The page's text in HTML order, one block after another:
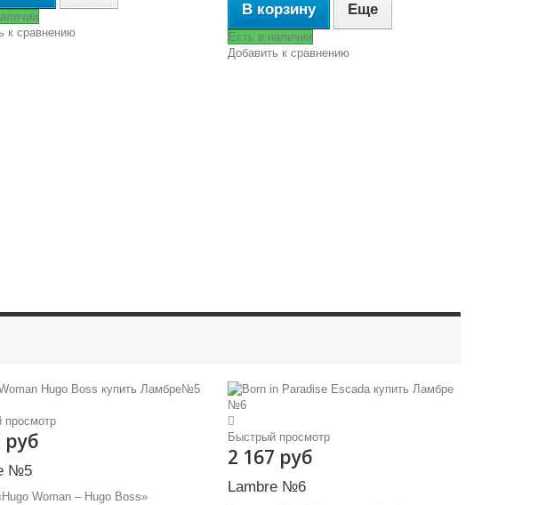
к сравнению
В корзину Еще
Есть в наличии
Добавить к сравнению
просмотр
руб
№5
Woman – Hugo Boss»
Быстрый просмотр
2 167 руб
Lambre №6